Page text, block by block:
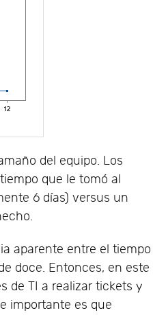
del equipo. Los
que le tomó al
6 días) versus un
aparente entre el tiempo
doce. Entonces, en este
de TI a realizar tickets y
importante es que